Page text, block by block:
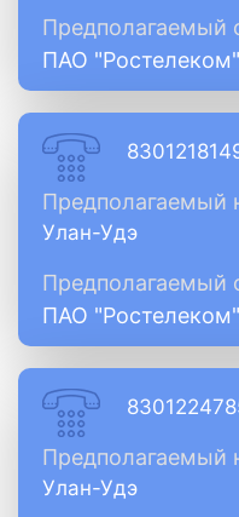
Предполагаемый
ПАО "Ростелеком"
Предполагаемый
Улан-Удэ
Предполагаемый
ПАО "Ростелеком"
Предполагаемый
Улан-Удэ